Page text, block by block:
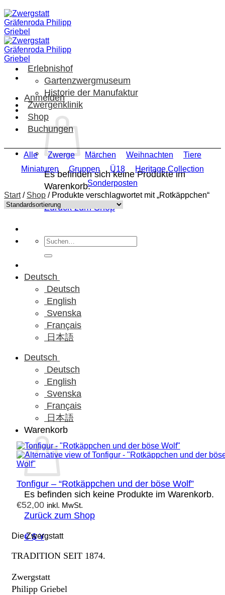
Zum
Inhalt
springen
Anmelden
Es befinden sich keine Produkte im
Warenkorb.
Zurück zum Shop
Suchen
nach:
Deutsch
Deutsch
English
Svenska
Français
日本語
Deutsch
Deutsch
English
Svenska
Français
日本語
Warenkorb
Es befinden sich keine Produkte im Warenkorb.
Zurück zum Shop
€ $ ¥
Erlebnishof
Gartenzwergmuseum
Historie der Manufaktur
Zwergenklinik
Shop
Buchungen
Alle Zwerge Märchen Weihnachten
Tiere
Miniaturen
Gruppen Ü18
Heritage Collection
Sonderposten
Start / Shop /Produkte verschlagwortet mit „Rotkäppchen“
Tonfigur – “Rotkäppchen und der böse Wolf”
€52,00 inkl. MwSt.
Die Zwergstatt
TRADITION SEIT 1874.
Zwergstatt
Philipp Griebel